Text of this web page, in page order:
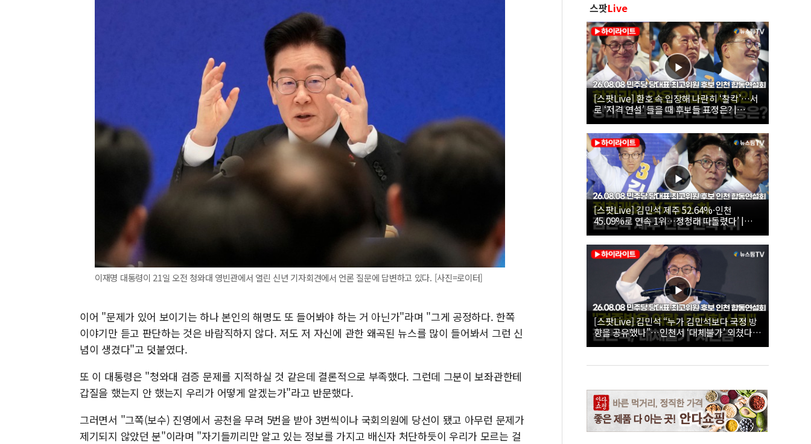
이재명 대통령이 21일 오전 청와대 영빈관에서 열린 신년 기자회견에서 언론 질문에 답변하고 있다. [사진=로이터]
이어 "문제가 있어 보이기는 하나 본인의 해명도 또 들어봐야 하는 거 아닌가"라며 "그게 공정하다. 한쪽
이야기만 듣고 판단하는 것은 바람직하지 않다. 저도 저 자신에 관한 왜곡된 뉴스를 많이 들어봐서 그런 신
념이 생겼다"고 덧붙였다.
또 이 대통령은 "청와대 검증 문제를 지적하실 것 같은데 결론적으로 부족했다. 그런데 그분이 보좌관한테
갑질을 했는지 안 했는지 우리가 어떻게 알겠는가"라고 반문했다.
그러면서 "그쪽(보수) 진영에서 공천을 무려 5번을 받아 3번씩이나 국회의원에 당선이 됐고 아무런 문제가
제기되지 않았던 분"이라며 "자기들끼리만 알고 있는 정보를 가지고 배신자 처단하듯이 우리가 모르는 걸
스팟Live
[스팟Live] 환호 속 입장해 나란히 ‘찰칵’…서
로 ‘저격 연설’ 들을 때 후보들 표정은? |
26.08.08 더불어민주당 당대표·최고위원 후
보 인천 합동연설회
[스팟Live] 김민석 제주 52.64%·인천
45.09%로 연속 1위…정청래 따돌렸다’ |
26.08.08 더불어민주당 당대표·최고위원 후
보 인천 합동연설회
[스팟Live] 김민석 “누가 김민석보다 국정 방
향을 공유했나”…인천서 ‘대체불가’ 외쳤다 |
26.08.08 더불어민주당 당대표·최고위원 후